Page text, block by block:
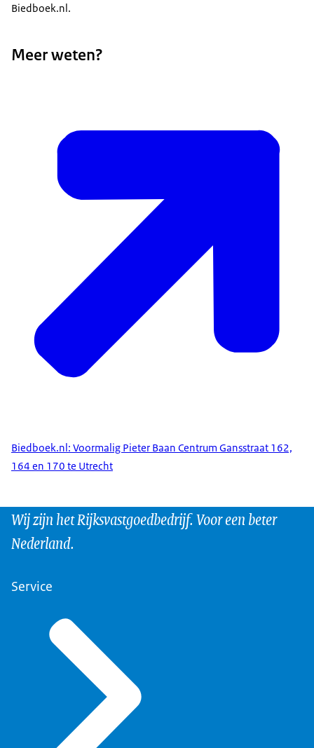
Biedboek.nl.
Meer weten?
Biedboek.nl: Voormalig Pieter Baan Centrum Gansstraat 162,
164 en 170 te Utrecht
Wij zijn het Rijksvastgoedbedrijf. Voor een beter
Nederland.
Service